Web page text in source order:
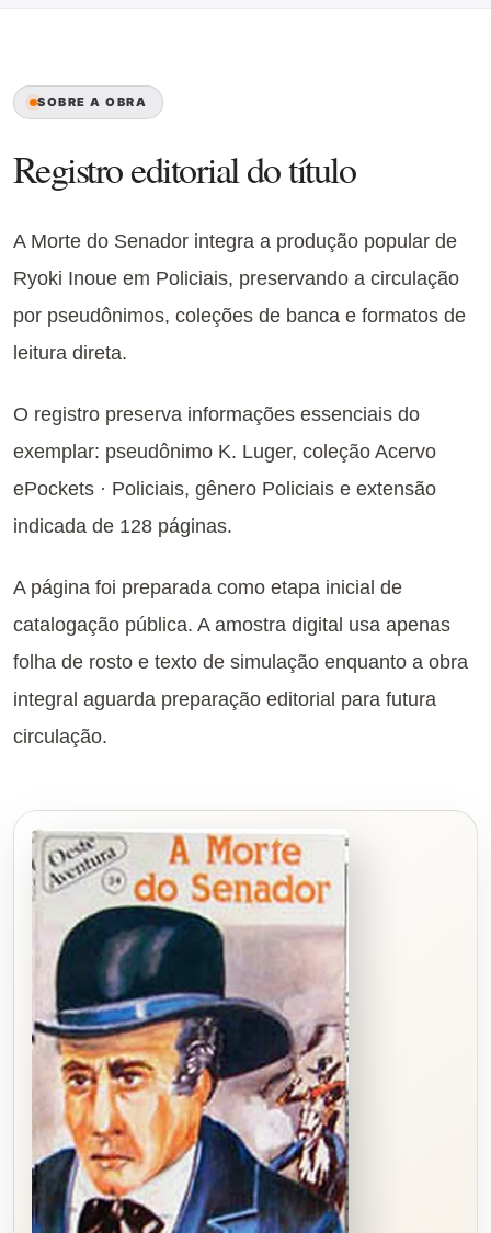
SOBRE A OBRA
Registro editorial do título
A Morte do Senador integra a produção popular de
Ryoki Inoue em Policiais, preservando a circulação
por pseudônimos, coleções de banca e formatos de
leitura direta.
O registro preserva informações essenciais do
exemplar: pseudônimo K. Luger, coleção Acervo
ePockets · Policiais, gênero Policiais e extensão
indicada de 128 páginas.
A página foi preparada como etapa inicial de
catalogação pública. A amostra digital usa apenas
folha de rosto e texto de simulação enquanto a obra
integral aguarda preparação editorial para futura
circulação.